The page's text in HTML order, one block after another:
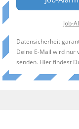
Job-
Datensicherheit
Deine E-Mail wird nur
senden. Hier findest